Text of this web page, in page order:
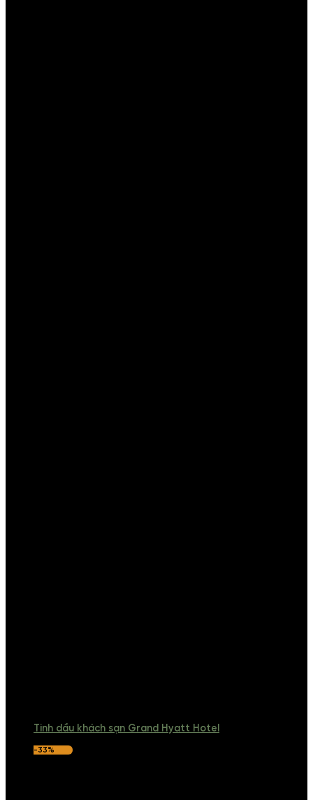
Tinh dầu khách sạn Grand Hyatt Hotel
-33%